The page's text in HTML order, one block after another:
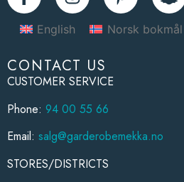
English Norsk bokmål
CONTACT US
CUSTOMER SERVICE
Phone: 94 00 55 66
Email: salg@garderobemekka.no
STORES/DISTRICTS